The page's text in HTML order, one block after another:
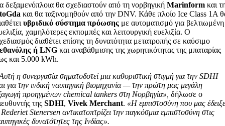
δεξαμενόπλοια θα σχεδιαστούν από τη νορβηγικήMarinform και
και θα ταξινομηθούν από την DNV. Κάθε πλοίο Ice Class 1A
υβριδικό σύστημα πρόωσης με αυτοματισμό για βελτιωμένη
χαμηλότερες εκπομπές και λειτουργική ευελιξία. Ο
διαθέτει επίσης τη δυνατότητα μετατροπής σε καύσιμο
ή LNG και αναβάθμισης της χωρητικότητας της μπαταρίας
και 5.000 kWh.
η συνεργασία σηματοδοτεί μια καθοριστική στιγμή για την SDHI
για την ινδική ναυπηγική βιομηχανία — την πρώτη μας μεγάλη
προηγμένων chemical tankers στη Νορβηγία», δήλωσε ο
τηςSDHI,Vivek Merchant. «Η εμπιστοσύνη που μας
Stenersen αντικατοπτρίζει την παγκόσμια εμπιστοσύνη στις
δυνατότητες της Ινδίας».